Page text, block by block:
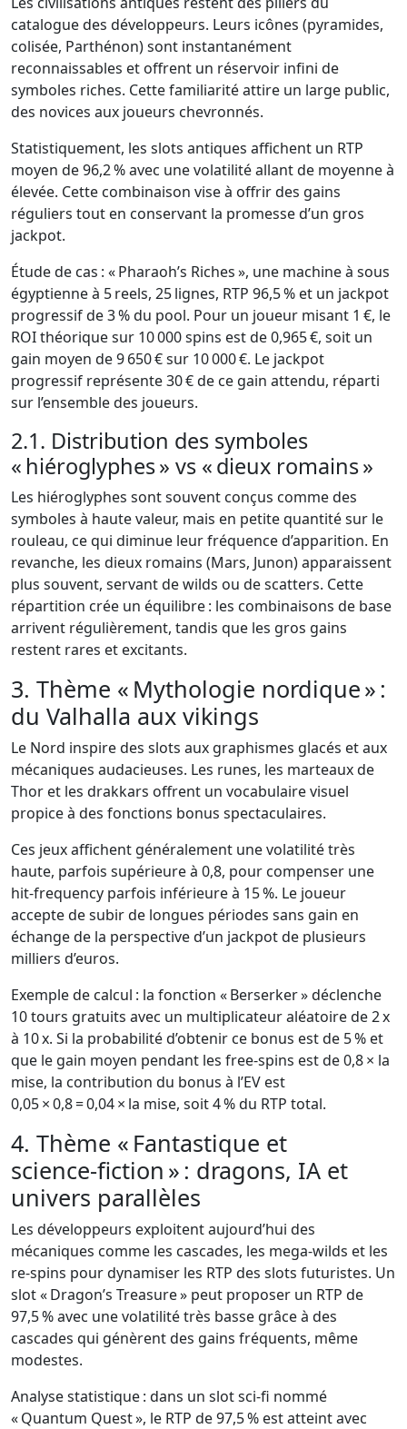
catalogue des développeurs. Leurs icônes (pyramides,
colisée, Parthénon) sont instantanément
reconnaissables et offrent un réservoir infini de
symboles riches. Cette familiarité attire un large public,
des novices aux joueurs chevronnés.
Statistiquement, les slots antiques affichent un RTP
moyen de 96,2 % avec une volatilité allant de moyenne à
élevée. Cette combinaison vise à offrir des gains
réguliers tout en conservant la promesse d’un gros
jackpot.
Étude de cas : « Pharaoh’s Riches », une machine à sous
égyptienne à 5 reels, 25 lignes, RTP 96,5 % et un jackpot
progressif de 3 % du pool. Pour un joueur misant 1 €, le
ROI théorique sur 10 000 spins est de 0,965 €, soit un
gain moyen de 9 650 € sur 10 000 €. Le jackpot
progressif représente 30 € de ce gain attendu, réparti
sur l’ensemble des joueurs.
2.1. Distribution des symboles
« hiéroglyphes » vs « dieux romains »
Les hiéroglyphes sont souvent conçus comme des
symboles à haute valeur, mais en petite quantité sur le
rouleau, ce qui diminue leur fréquence d’apparition. En
revanche, les dieux romains (Mars, Junon) apparaissent
plus souvent, servant de wilds ou de scatters. Cette
répartition crée un équilibre : les combinaisons de base
arrivent régulièrement, tandis que les gros gains
restent rares et excitants.
3. Thème « Mythologie nordique » :
du Valhalla aux vikings
Le Nord inspire des slots aux graphismes glacés et aux
mécaniques audacieuses. Les runes, les marteaux de
Thor et les drakkars offrent un vocabulaire visuel
propice à des fonctions bonus spectaculaires.
Ces jeux affichent généralement une volatilité très
haute, parfois supérieure à 0,8, pour compenser une
hit‑frequency parfois inférieure à 15 %. Le joueur
accepte de subir de longues périodes sans gain en
échange de la perspective d’un jackpot de plusieurs
milliers d’euros.
Exemple de calcul : la fonction « Berserker » déclenche
10 tours gratuits avec un multiplicateur aléatoire de 2 x
à 10 x. Si la probabilité d’obtenir ce bonus est de 5 % et
que le gain moyen pendant les free‑spins est de 0,8 × la
mise, la contribution du bonus à l’EV est
0,05 × 0,8 = 0,04 × la mise, soit 4 % du RTP total.
4. Thème « Fantastique et
science‑fiction » : dragons, IA et
univers parallèles
Les développeurs exploitent aujourd’hui des
mécaniques comme les cascades, les mega‑wilds et les
re‑spins pour dynamiser les RTP des slots futuristes. Un
slot « Dragon’s Treasure » peut proposer un RTP de
97,5 % avec une volatilité très basse grâce à des
cascades qui génèrent des gains fréquents, même
modestes.
Analyse statistique : dans un slot sci‑fi nommé
« Quantum Quest », le RTP de 97,5 % est atteint avec